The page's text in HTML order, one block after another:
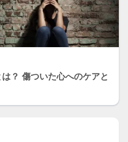
？ 傷ついた心へのケアと